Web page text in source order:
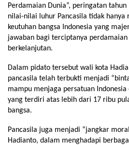
Perdamaian Dunia”, peringatan
nilai-nilai luhur Pancasila tidak hanya
keutuhan bangsa Indonesia yang
jawaban bagi terciptanya perdamaian
berkelanjutan.
Dalam pidato tersebut wali kota
pancasila telah terbukti menjadi
mampu menjaga persatuan
yang terdiri atas lebih dari 17 ribu
bangsa.
Pancasila juga menjadi “jangkar
Hadianto, dalam menghadapi